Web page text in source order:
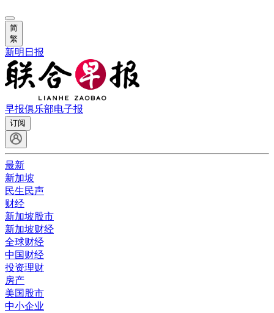
简
繁
新明日报
早报俱乐部电子报
订阅
最新
新加坡
民生民声
财经
新加坡股市
新加坡财经
全球财经
中国财经
投资理财
房产
美国股市
中小企业